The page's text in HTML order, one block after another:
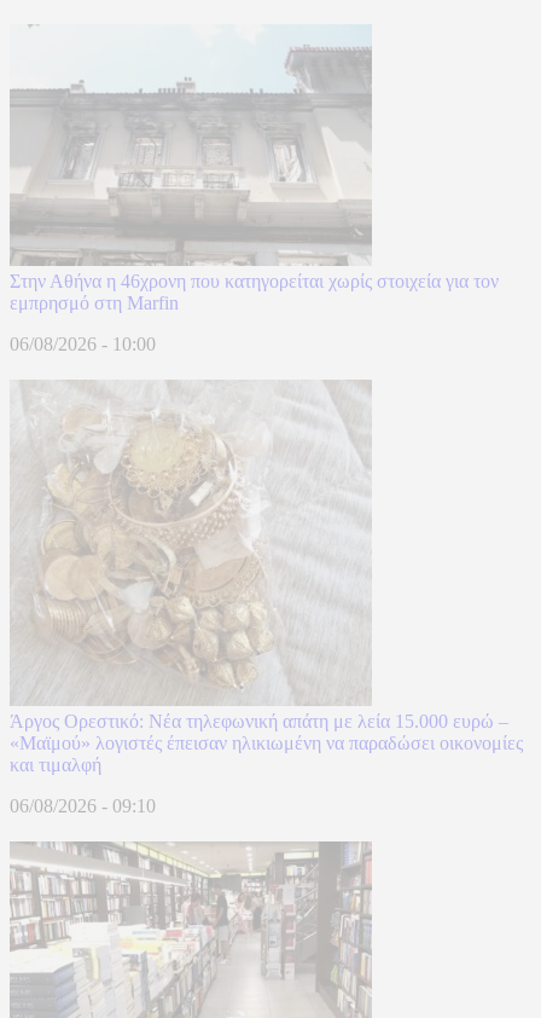
Στην Αθήνα η 46χρονη που κατηγορείται χωρίς στοιχεία για τον
εμπρησμό στη Marfin
06/08/2026 - 10:00
Άργος Ορεστικό: Νέα τηλεφωνική απάτη με λεία 15.000 ευρώ –
«Μαϊμού» λογιστές έπεισαν ηλικιωμένη να παραδώσει οικονομίες
και τιμαλφή
06/08/2026 - 09:10